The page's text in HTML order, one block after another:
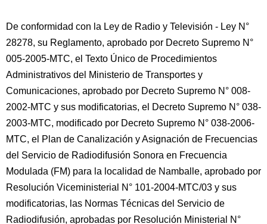
De conformidad con la Ley de Radio y Televisión - Ley N°
28278, su Reglamento, aprobado por Decreto Supremo N°
005-2005-MTC, el Texto Único de Procedimientos
Administrativos del Ministerio de Transportes y
Comunicaciones, aprobado por Decreto Supremo N° 008-
2002-MTC y sus modificatorias, el Decreto Supremo N° 038-
2003-MTC, modificado por Decreto Supremo N° 038-2006-
MTC, el Plan de Canalización y Asignación de Frecuencias
del Servicio de Radiodifusión Sonora en Frecuencia
Modulada (FM) para la localidad de Namballe, aprobado por
Resolución Viceministerial N° 101-2004-MTC/03 y sus
modificatorias, las Normas Técnicas del Servicio de
Radiodifusión, aprobadas por Resolución Ministerial N°